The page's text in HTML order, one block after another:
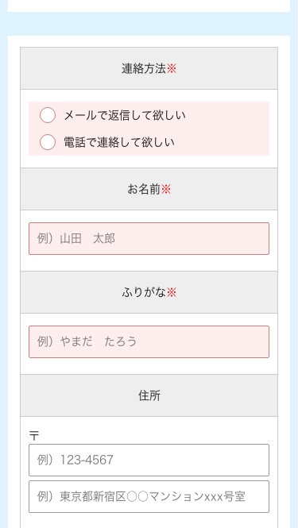
連絡方法※
メールで返信して欲しい
電話で連絡して欲しい
お名前※
ふりがな ※
住所
〒